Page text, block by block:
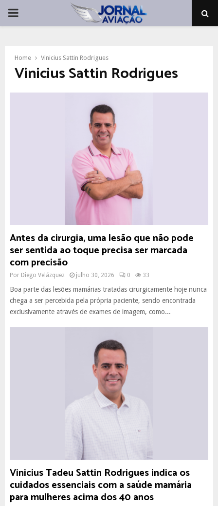
PRIMARY
Home Vinicius Sattin Rodrigues
Vinicius Sattin Rodrigues
Antes da cirurgia, uma lesão que não pode
ser sentida ao toque precisa ser marcada
com precisão
Por Diego Velázquez julho 30, 2026 0 33
Boa parte das lesões mamárias tratadas cirurgicamente hoje nunca
chega a ser percebida pela própria paciente, sendo encontrada
exclusivamente através de exames de imagem, como...
Vinicius Tadeu Sattin Rodrigues indica os
cuidados essenciais com a saúde mamária
para mulheres acima dos 40 anos